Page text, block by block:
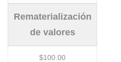
Rematerialización
de valores
$100.00